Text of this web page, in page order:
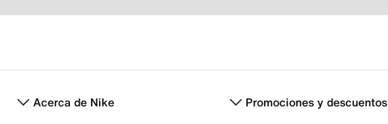
Acerca de Nike Promociones y descuentos